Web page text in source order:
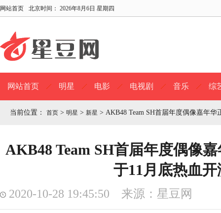
网站首页 北京时间： 2026年8月6日 星期四
网站首页 明星 电影 电视剧 音乐 综
当前位置： 首页 > 明星 > 新星 > AKB48 Team SH首届年度偶像嘉年
AKB48 Team SH首届年度偶像
于11月底热血开
2020-10-28 19:45:50 来源：星豆网